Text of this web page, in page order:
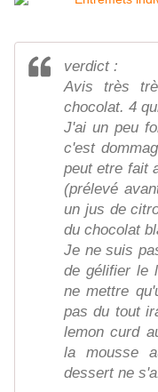
verdict :
Avis très
chocolat. 4
J'ai un peu
c'est
peut etre fait
(prélevé
un jus de
du chocolat
Je ne suis
de gélifier le
ne mettre
pas du tout
lemon curd
la mousse
dessert ne